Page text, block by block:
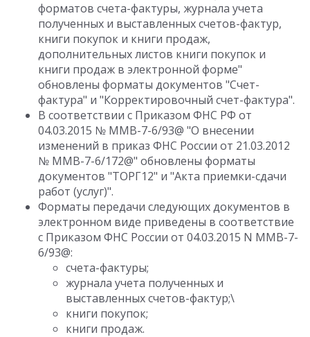
форматов счета-фактуры, журнала учета
полученных и выставленных счетов-фактур,
книги покупок и книги продаж,
дополнительных листов книги покупок и
книги продаж в электронной форме"
обновлены форматы документов "Счет-
фактура" и "Корректировочный счет-фактура".
В соответствии с Приказом ФНС РФ от
04.03.2015 № ММВ-7-6/93@ "О внесении
изменений в приказ ФНС России от 21.03.2012
№ ММВ-7-6/172@" обновлены форматы
документов "ТОРГ12" и "Акта приемки-сдачи
работ (услуг)".
Форматы передачи следующих документов в
электронном виде приведены в соответствие
с Приказом ФНС России от 04.03.2015 N ММВ-7-
6/93@:
счета-фактуры;
журнала учета полученных и
выставленных счетов-фактур;\
книги покупок;
книги продаж.